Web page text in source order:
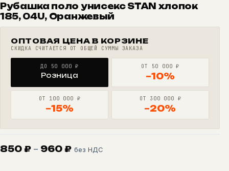
Рубашка поло унисекс STAN хлопок
185, 04U, Оранжевый
ОПТОВАЯ ЦЕНА В КОРЗИНЕ
СКИДКА СЧИТАЕТСЯ ОТ ОБЩЕЙ СУММЫ ЗАКАЗА
ДО 50 000 ₽
Розница
ОТ 50 000 ₽
−10%
ОТ 100 000 ₽
−15%
ОТ 300 000 ₽
−20%
850 ₽ – 960 ₽Диапазон
без НДС